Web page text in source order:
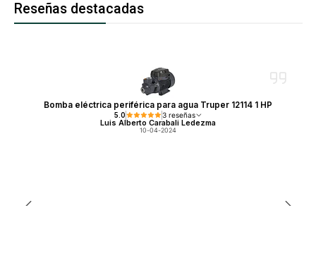
Reseñas destacadas
Bomba eléctrica periférica para agua Truper 12114 1 HP
5.0 3 reseñas
Luis Alberto Carabali Ledezma
10-04-2024